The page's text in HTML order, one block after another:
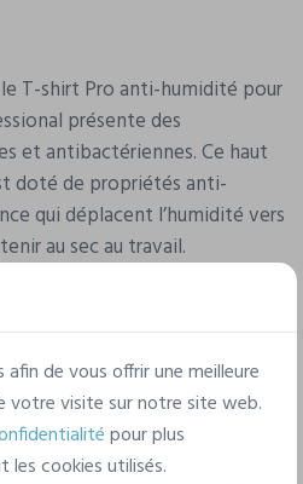
T-shirt Pro anti-humidité pour
présente des
et antibactériennes. Ce haut
doté de propriétés anti-
qui déplacent l’humidité vers
au sec au travail.
de vous offrir une meilleure
votre visite sur notre site web.
pour plus
cookies utilisés.